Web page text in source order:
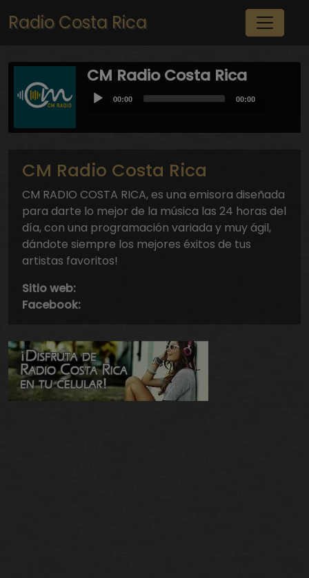
Pasar al contenido principal
Radio Costa Rica
CM Radio Costa Rica
Audio
Player
Current
00:00
Total
00:00
CM Radio Costa Rica
CM RADIO COSTA RICA, es una emisora diseñada
para darte lo mejor de la música las 24 horas del
día, con una programación variada y muy ágil,
dándote siempre los mejores éxitos de tus
artistas favoritos!
Sitio web:
Facebook: